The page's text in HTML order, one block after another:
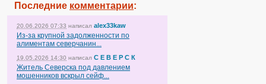
Последние комментарии:
20.06.2026 07:33 написал alex33kaw
Из-за крупной задолженности по
алиментам северчанин...
19.05.2026 14:30 написал С Е В Е Р С К
Житель Северска под давлением
мошенников вскрыл сейф...